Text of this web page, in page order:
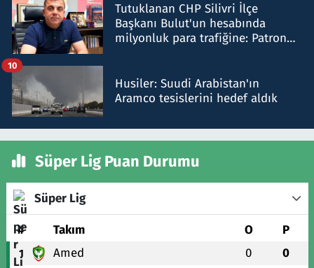
Tutuklanan CHP Silivri İlçe
Başkanı Bulut'un hesabında
milyonluk para trafiğine: Patron
Husiler: Suudi Arabistan'ın
Aramco tesislerini hedef aldık
10
Süper Lig Puan Durumu
Süper Lig
# Takım O P
1 Amed 0 0